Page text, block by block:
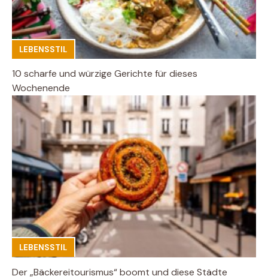
LEBENSSTIL
10 scharfe und würzige Gerichte für dieses
Wochenende
LEBENSSTIL
Der „Bäckereitourismus“ boomt und diese Städte